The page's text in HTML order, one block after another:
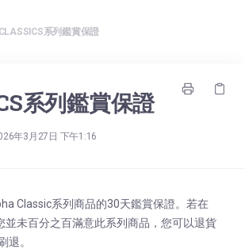
CLASSICS系列鑑賞保證
系列鑑賞保證
年3月27日 下午1:16
Classic系列商品的30天鑑賞保證。若在
並未百分之百滿意此系列商品，您可以退貨
退。